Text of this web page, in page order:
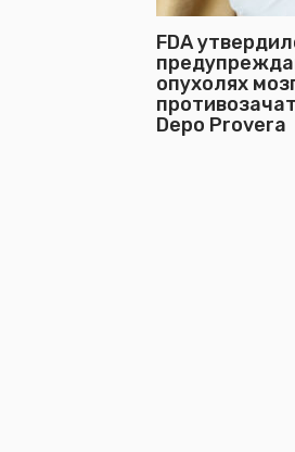
FDA
опухолях
Depo Provera